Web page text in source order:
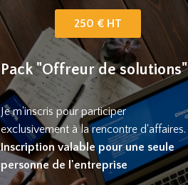
250 € HT
Pack "Offreur de solutions"
Je m'inscris pour participer
exclusivement à la rencontre d'affaires.
Inscription valable pour une seule
personne de l'entreprise